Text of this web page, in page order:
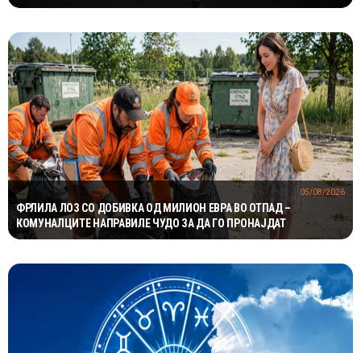
ФРЛИЛА ЛОЗ СО ДОБИВКА ОД МИЛИОН ЕВРА ВО ОТПАД –
КОМУНАЛЦИТЕ НАПРАВИЛЕ ЧУДО ЗА ДА ГО ПРОНАЈДАТ
05/08/2026